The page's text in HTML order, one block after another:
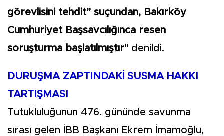
görevlisini tehdit” suçundan, Bakırköy
Cumhuriyet Başsavcılığınca resen
soruşturma başlatılmıştır" denildi.
DURUŞMA ZAPTINDAKİ SUSMA HAKKI
TARTIŞMASI
Tutukluluğunun 476. gününde savunma
sırası gelen İBB Başkanı Ekrem İmamoğlu,